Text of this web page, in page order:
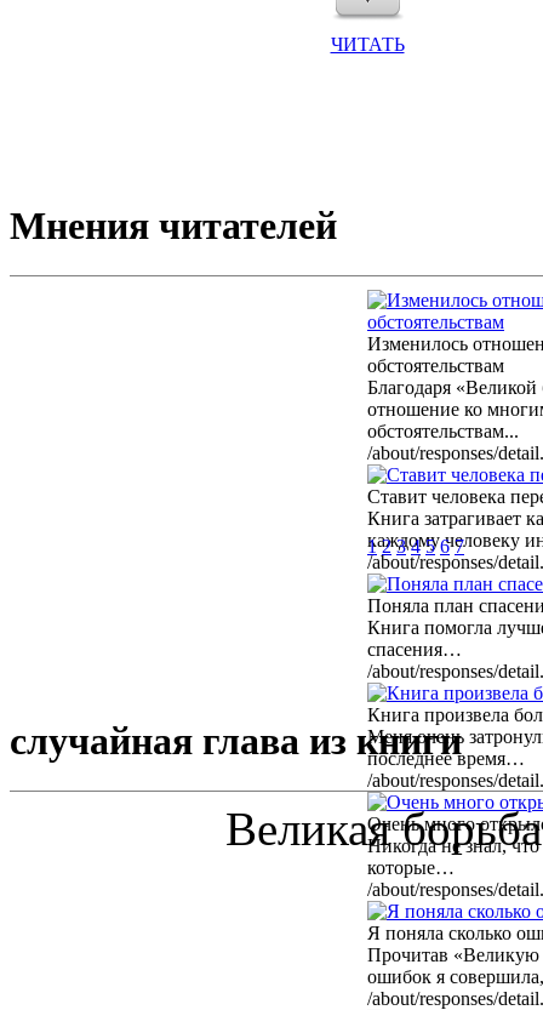
ЧИТАТЬ
Мнения читателей
Изменилось
обстоятельствам
Благодаря «Великой
отношение ко
обстоятельствам...
/about/responses/
Ставит человека
Книга затрагивает
каждому человеку
/about/responses/
Поняла план
Книга помогла
спасения…
/about/responses/
Книга произвела
Меня очень
последнее время…
/about/responses/
Очень много
Никогда не знал,
которые…
/about/responses/
Я поняла сколько
Прочитав «Великую
ошибок я
/about/responses/
1 2 3 4 5 6 7
случайная глава из книги
Великая